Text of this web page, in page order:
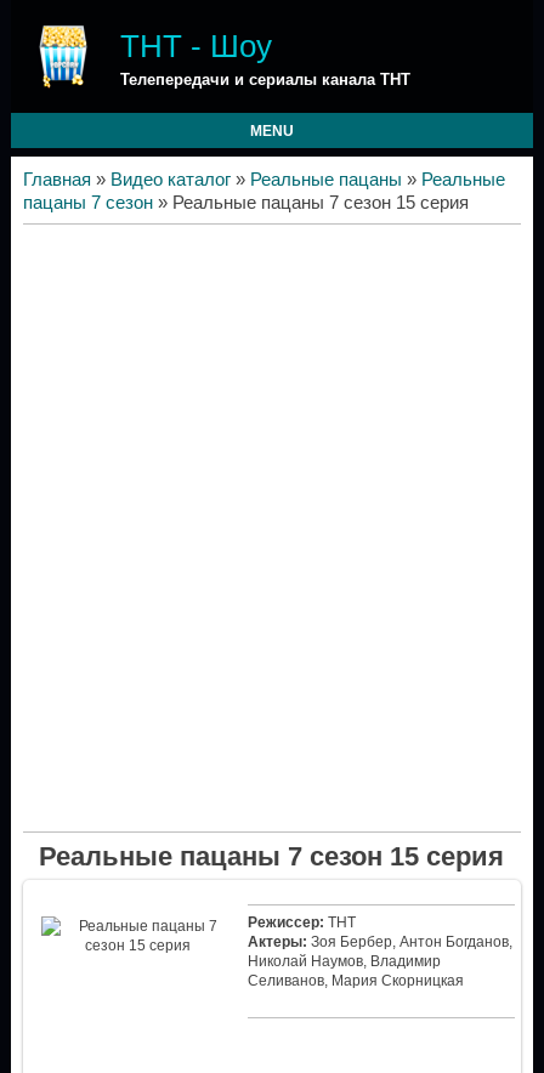
ТНТ - Шоу
Телепередачи и сериалы канала ТНТ
MENU
Главная » Видео каталог» Реальные пацаны » Реальные
пацаны 7 сезон» Реальные пацаны 7 сезон 15 серия
Реальные пацаны 7 сезон 15 серия
Режиссер: ТНТ
Актеры: Зоя Бербер, Антон Богданов,
Николай Наумов, Владимир
Селиванов, Мария Скорницкая